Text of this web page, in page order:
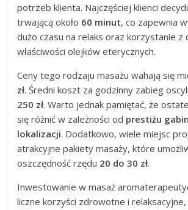
potrzeb klienta. Najczęściej klienci
trwającą około 60 minut, co zapewnia
dużo czasu na relaks oraz korzystanie z
właściwości olejków eterycznych.
Ceny tego rodzaju masażu wahają się
zł. Średni koszt za godzinny zabieg
250 zł. Warto jednak pamiętać, że
się różnić w zależności od prestiżu
lokalizacji. Dodatkowo, wiele miejsc
atrakcyjne pakiety masaży, które
oszczędność rzędu 20 do 30 zł.
Inwestowanie w masaż
liczne korzyści zdrowotne i